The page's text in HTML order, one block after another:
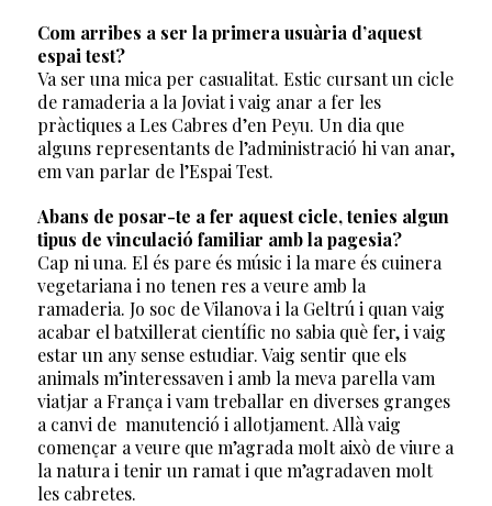
Com arribes a ser la primera usuària d’aquest
espai test?
Va ser una mica per casualitat. Estic cursant un cicle
de ramaderia a la Joviat i vaig anar a fer les
pràctiques a Les Cabres d’en Peyu. Un dia que
alguns representants de l’administració hi van anar,
em van parlar de l’Espai Test.
Abans de posar-te a fer aquest cicle, tenies algun
tipus de vinculació familiar amb la pagesia?
Cap ni una. El és pare és músic i la mare és cuinera
vegetariana i no tenen res a veure amb la
ramaderia. Jo soc de Vilanova i la Geltrú i quan vaig
acabar el batxillerat científic no sabia què fer, i vaig
estar un any sense estudiar. Vaig sentir que els
animals m’interessaven i amb la meva parella vam
viatjar a França i vam treballar en diverses granges
a canvi de manutenció i allotjament. Allà vaig
començar a veure que m’agrada molt això de viure a
la natura i tenir un ramat i que m’agradaven molt
les cabretes.